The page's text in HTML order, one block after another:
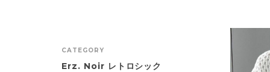
CATEGORY
Erz. Noir レトロシック